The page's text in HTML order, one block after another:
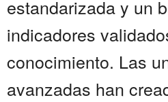
estandarizada y un
indicadores
conocimiento. Las
avanzadas han